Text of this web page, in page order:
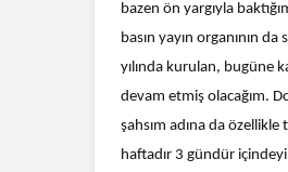
bazen ön yargıyla
basın yayın organının
yılında kurulan, bugüne
devam etmiş olacağım.
şahsım adına da
haftadır 3 gündür